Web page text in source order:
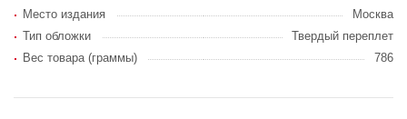
Место издания
Москва
Тип обложки
Твердый переплет
Вес товара (граммы)
786